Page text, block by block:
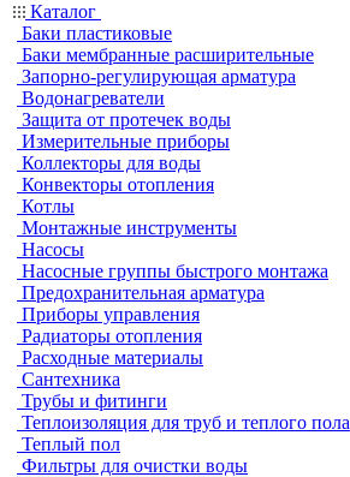
Каталог
Баки пластиковые
Баки мембранные расширительные
Запорно-регулирующая арматура
Водонагреватели
Защита от протечек воды
Измерительные приборы
Коллекторы для воды
Конвекторы отопления
Котлы
Монтажные инструменты
Насосы
Насосные группы быстрого монтажа
Предохранительная арматура
Приборы управления
Радиаторы отопления
Расходные материалы
Сантехника
Трубы и фитинги
Теплоизоляция для труб и теплого пола
Теплый пол
Фильтры для очистки воды